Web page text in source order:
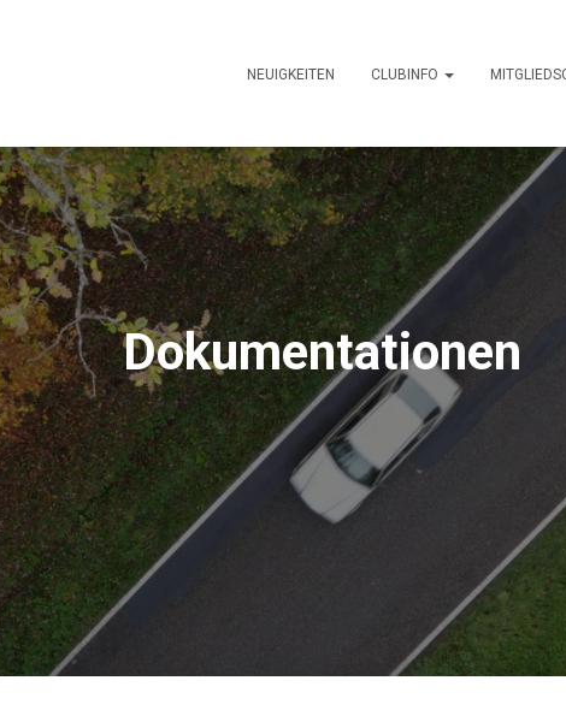
NEUIGKEITEN CLUBINFO
Dokumentationen